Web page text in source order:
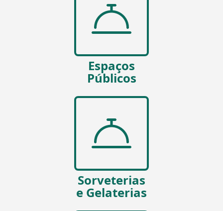
Espaços
Públicos
Sorveterias
e Gelaterias